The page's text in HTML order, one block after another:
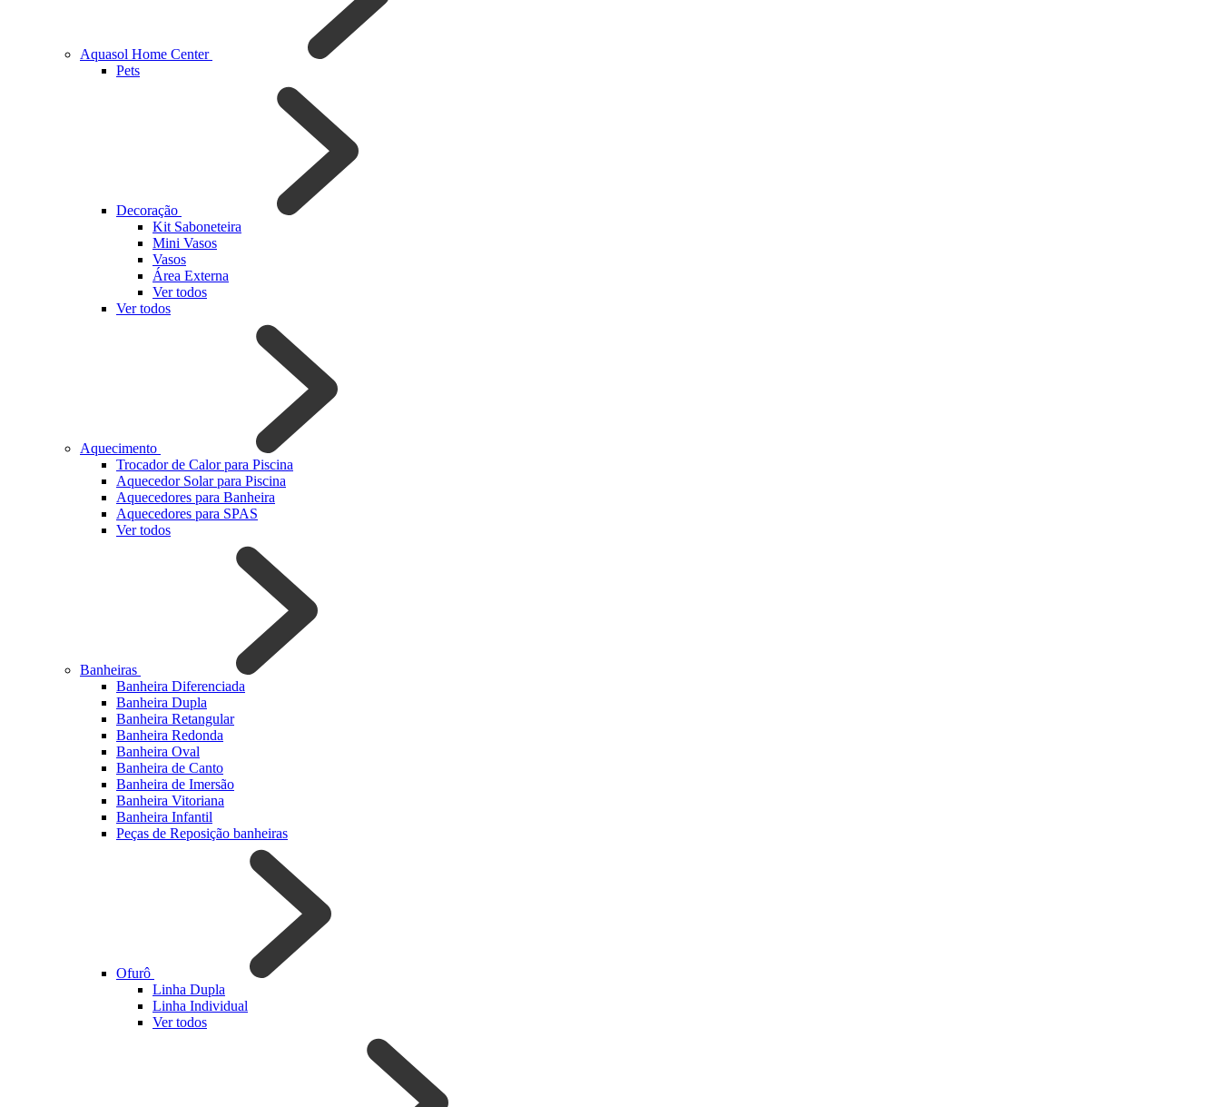
Aquasol Home Center
Pets
Decoração
Kit Saboneteira
Mini Vasos
Vasos
Área Externa
Ver todos
Ver todos
Aquecimento
Trocador de Calor para Piscina
Aquecedor Solar para Piscina
Aquecedores para Banheira
Aquecedores para SPAS
Ver todos
Banheiras
Banheira Diferenciada
Banheira Dupla
Banheira Retangular
Banheira Redonda
Banheira Oval
Banheira de Canto
Banheira de Imersão
Banheira Vitoriana
Banheira Infantil
Peças de Reposição banheiras
Ofurô
Linha Dupla
Linha Individual
Ver todos